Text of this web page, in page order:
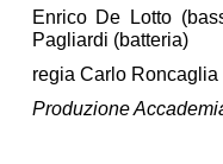
Enrico De Lotto
Pagliardi (batteria)
regia Carlo Roncaglia
Produzione